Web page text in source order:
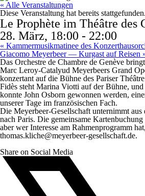
« Alle Veranstaltungen
Diese Veranstaltung hat bereits stattgefunden.
Le Prophète im Théâtre des
28. März, 18:00 - 22:00
« Kammermusikmatinee des
Giacomo Meyerbeer — Kurgast auf Reisen
Das Orchestre de Chambre de Genève
Marc Leroy-Catalyud Meyerbeers Grand
konzertant auf die Bühne des Pariser
Fidès steht Marina Viotti auf der Bühne,
konnte John Osborn gewonnen werden,
unserer Tage im französischen Fach.
Die Meyerbeer-Gesellschaft unternimmt aus
nach Paris. Die gemeinsame Kartenbuchung
aber wer Interesse am Rahmenprogramm
thomas.kliche@meyerbeer-gesellschaft.de.
Share on Social Media